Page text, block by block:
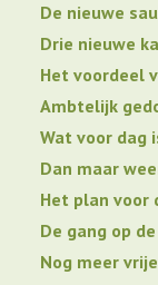
De nieuwe
Drie nieuwe
Het voordeel
Ambtelijk
Wat voor dag
Dan maar
Het plan voor
De gang op
Nog meer